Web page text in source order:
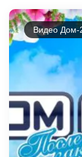
Видео Дом-